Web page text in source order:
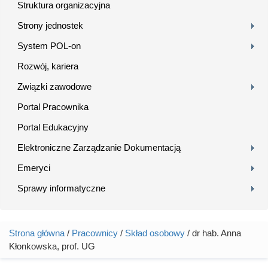
Struktura organizacyjna
Strony jednostek
System POL-on
Rozwój, kariera
Związki zawodowe
Portal Pracownika
Portal Edukacyjny
Elektroniczne Zarządzanie Dokumentacją
Emeryci
Sprawy informatyczne
Jesteś tutaj
Strona główna / Pracownicy / Skład osobowy / dr hab. Anna
Kłonkowska, prof. UG